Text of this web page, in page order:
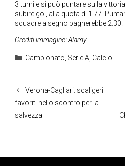
3 turni e si può puntare sulla
subire gol, alla quota di 1.77.
squadre a segno pagherebbe 2.30.
Crediti immagine: Alamy
Categorie
Campionato, Serie A, Calcio
Verona-Cagliari: scaligeri
favoriti nello scontro per la
salvezza